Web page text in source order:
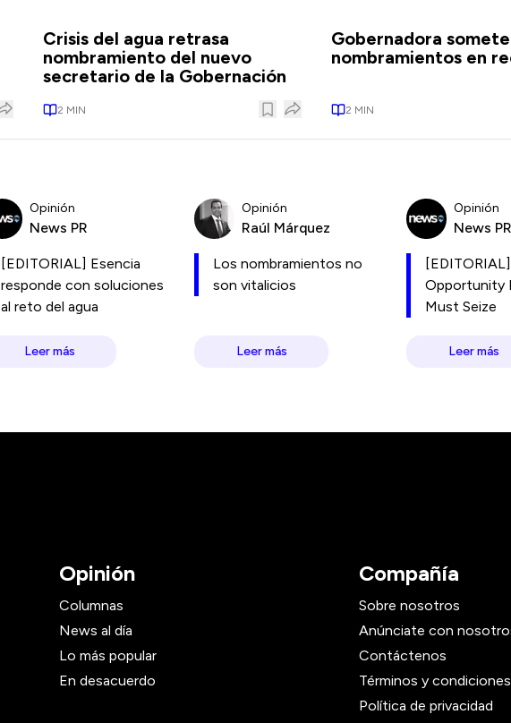
Crisis del agua retrasa
nombramiento del nuevo
secretario de la Gobernación
2 MIN
Gobernadora
nombramientos en
2 MIN
Opinión
News PR
[EDITORIAL] Esencia
responde con soluciones
al reto del agua
Leer más
Opinión
Raúl Márquez
Los nombramientos no
son vitalicios
Leer más
Opinión
News PR
Opportunity
Must Seize
Leer más
Opinión
Columnas
News al día
Lo más popular
En desacuerdo
Compañía
Sobre nosotros
Anúnciate con
Contáctenos
Términos y condiciones
Política de privacidad